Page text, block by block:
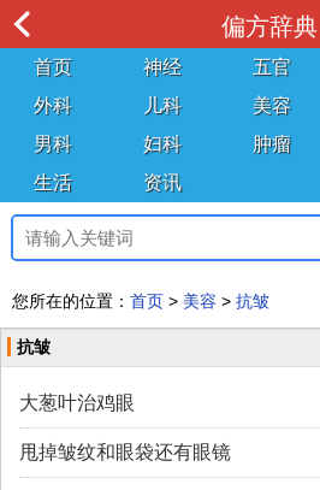
偏方辞典
首页 神经 五官
外科
儿科 美容
男科
妇科 肿瘤
生活
资讯
您所在的位置： 首页 > 美容 > 抗皱
抗皱
大葱叶治鸡眼
甩掉皱纹和眼袋还有眼镜